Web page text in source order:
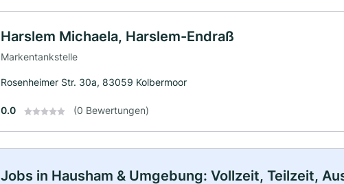
Harslem Michaela, Harslem-Endraß
Markentankstelle
Rosenheimer Str. 30a, 83059 Kolbermoor
0.0 (0 Bewertungen)
Jobs in Hausham & Umgebung: Vollzeit, Teilzeit,